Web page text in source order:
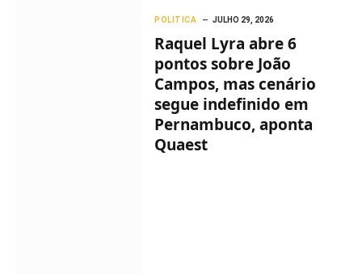
POLITICA JULHO 29, 2026
Raquel Lyra abre 6
pontos sobre João
Campos, mas cenário
segue indefinido em
Pernambuco, aponta
Quaest